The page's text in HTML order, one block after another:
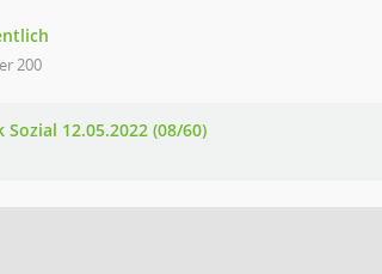
200
12.05.2022 (08/60)